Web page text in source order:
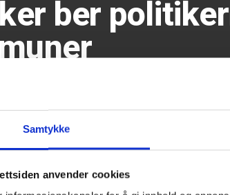
Samtykke
anvender cookies
ber